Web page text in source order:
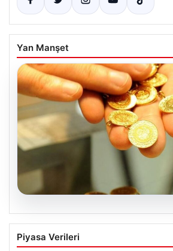
Yan Manşet
05.08.2026
Altın fiyatları canlı 2 Nisan
fiyatları ne kadar oldu?
Piyasa Verileri